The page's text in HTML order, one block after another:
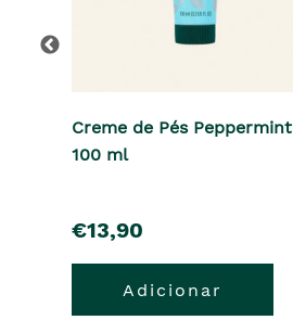
Creme de Pés Peppermint
100 ml
pre�o
€13,90
Adicionar